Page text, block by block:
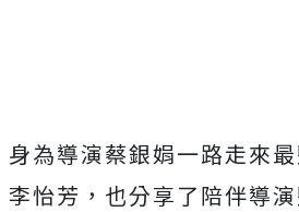
身為導演蔡銀娟一路走來
李怡芳， 也分享了陪伴導